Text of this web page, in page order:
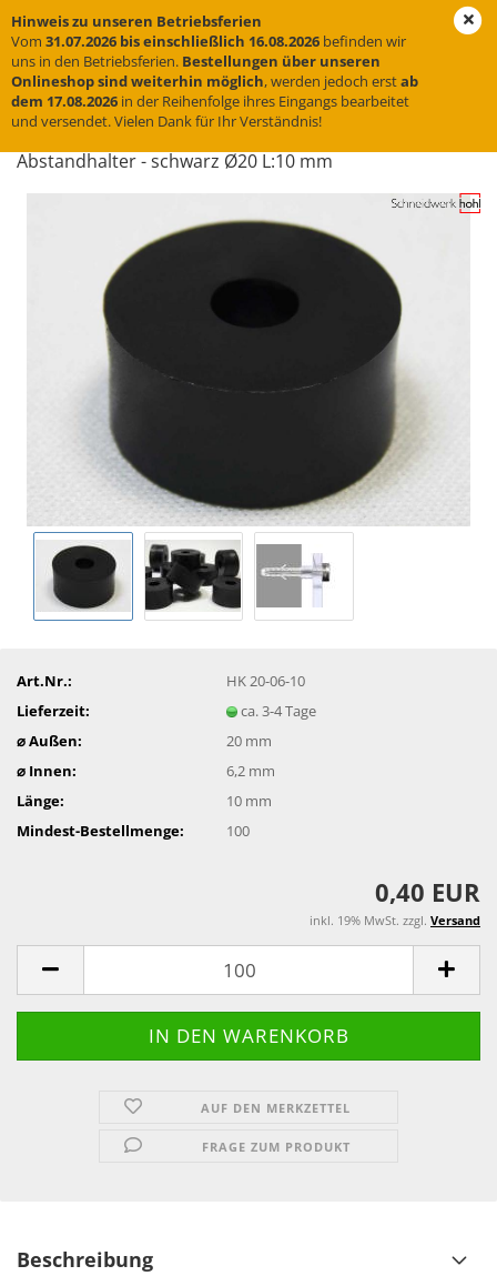
Hinweis zu unseren Betriebsferien
Vom 31.07.2026 bis einschließlich 16.08.2026 befinden wir
uns in den Betriebsferien. Bestellungen über unseren
Onlineshop sind weiterhin möglich, werden jedoch erstab
dem 17.08.2026 in der Reihenfolge ihres Eingangs bearbeitet
und versendet. Vielen Dank für Ihr Verständnis!
« Erster « zurück weiter »
Letzter »
14Artikel in dieser Kategorie
Ab­stand­hal­ter - schwarz Ø20 L:10 mm
Art.Nr.:
HK 20-06-10
Lieferzeit:
ca. 3-4 Tage
⌀ Außen:
20 mm
⌀ Innen:
6,2 mm
Länge:
10 mm
Mindest-Bestellmenge:
100
0,40 EUR
inkl. 19% MwSt. zzgl. Versand
AUF DEN MERKZETTEL
FRAGE ZUM PRODUKT
Beschreibung